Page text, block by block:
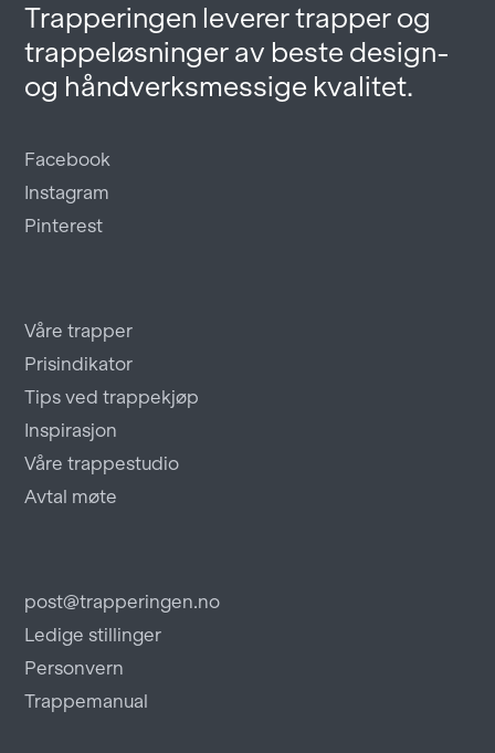
Trapperingen leverer trapper og
trappeløsninger av beste design-
og håndverksmessige kvalitet.
Facebook
Instagram
Pinterest
Våre trapper
Prisindikator
Tips ved trappekjøp
Inspirasjon
Våre trappestudio
Avtal møte
post@trapperingen.no
Ledige stillinger
Personvern
Trappemanual